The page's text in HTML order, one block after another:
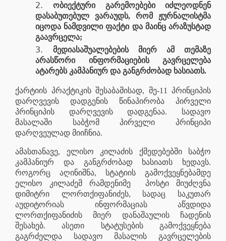
ობიექტური გარემოებები იძლეოდნენ
დასაბუთებულ ვარაუდს, რომ ჟურნალისტმა
იცოდა ნამდვილი ფაქტი და მაინც არაზუსტად
გაავრცელა;
მედიასაშუალებების მიერ ამ თემაზე
არასწორი ინფორმაციების გავრცელება
ატარებს კამპანიურ და განგრძობად ხასიათს.
ქარტიის პრაქტიკის შესაბამისად, მე-11 პრინციპის
დარღვევის დადგენის წინაპირობა პირველი
პრინციპის დარღვევის დადგენაა. სადავო
მასალაში საბჭომ პირველი პრინციპი
დარღვეულად მიიჩნია.
ამასთანავე, ელისო კილაძის ქმედებებში საბჭო
კამპანიურ და განგრძობად ხასიათს ხედავს.
როგორც აღინიშნა, სტატიის გამოქვეყნებამდე
ელისო კილაძემ რამდენიმე
პოსტი მიუძღვნა
დიმიტრი ლორთქიფანიძეს, სადაც საკუთარ
აუდიტორიას ინფორმაციას აწვდიდა
ლორთქიფანიძის მიერ დანაშაულის ჩადენის
შესახებ. ასეთი სტატუსების გამოქვეყნება
გაგრძელდა სადავო მასალის გავრცელების